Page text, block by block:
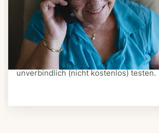
Suchen Sie sich aus dem Speiseplan
aus, was Ihnen schmeckt. Bestellen
schriftlich oder im Online-Shop Ihres
Ein Kurier liefert Ihnen das bestellte
vereinbarten Zeitpunkt nach Hause.
Anbietern können Sie Essen auf
unverbindlich (nicht kostenlos) testen.